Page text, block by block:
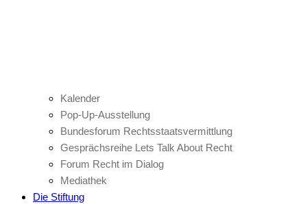
Kalender
Pop-Up-Ausstellung
Bundesforum Rechtsstaatsvermittlung
Gesprächsreihe Lets Talk About Recht
Forum Recht im Dialog
Mediathek
Die Stiftung